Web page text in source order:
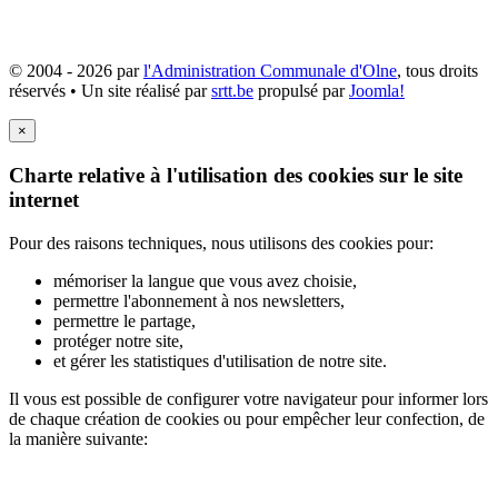
© 2004 - 2026 parl'Administration Communale d'Olne, tous droits
réservés • Un site réalisé parsrtt.be propulsé parJoomla!
×
Charte relative à l'utilisation des cookies sur le site
internet
Pour des raisons techniques, nous utilisons des cookies pour:
mémoriser la langue que vous avez choisie,
permettre l'abonnement à nos newsletters,
permettre le partage,
protéger notre site,
et gérer les statistiques d'utilisation de notre site.
Il vous est possible de configurer votre navigateur pour informer lors
de chaque création de cookies ou pour empêcher leur confection, de
la manière suivante: